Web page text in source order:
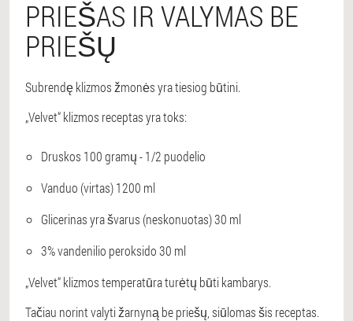
PRIEŠAS IR VALYMAS BE
PRIEŠŲ
Subrendę klizmos žmonės yra tiesiog būtini.
„Velvet“ klizmos receptas yra toks:
Druskos 100 gramų - 1/2 puodelio
Vanduo (virtas) 1200 ml
Glicerinas yra švarus (neskonuotas) 30 ml
3% vandenilio peroksido 30 ml
„Velvet“ klizmos temperatūra turėtų būti kambarys.
Tačiau norint valyti žarnyną be priešų, siūlomas šis receptas.